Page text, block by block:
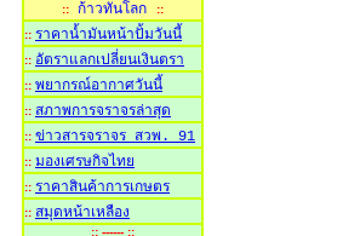
:: ก้าวทันโลก
::
:: ราคาน้ำมันหน้าปั้มวันนี้
:: อัตราแลกเปลี่ยนเงินตรา
:: พยากรณ์อากาศวันนี้
:: สภาพการจราจรล่าสุด
:: ข่าวสารจราจร สวพ. 91
:: มองเศรษกิจไทย
:: ราคาสินค้าการเกษตร
:: สมุดหน้าเหลือง
:: ------ ::